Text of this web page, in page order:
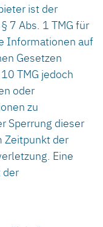
ist der
7 Abs. 1 TMG für
Informationen auf
Gesetzen
TMG jedoch
oder
zu
Sperrung dieser
Zeitpunkt der
Eine
der